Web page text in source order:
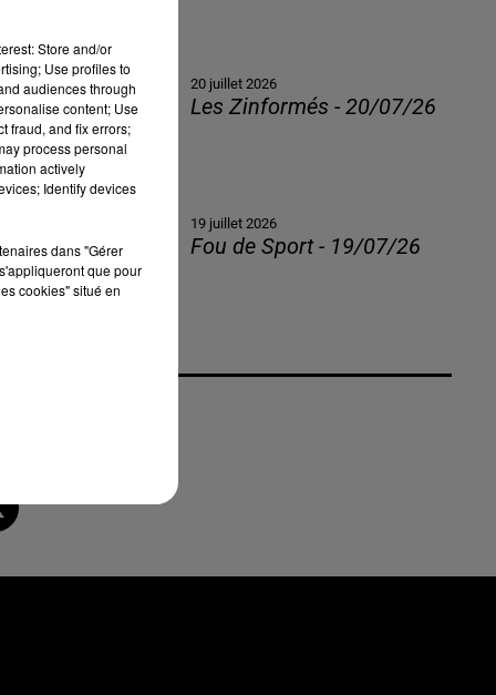
20 juillet 2026
Les Zinformés - 20/07/26
19 juillet 2026
Fou de Sport - 19/07/26
Store and/or
Use profiles to
audiences through
content; Use
fraud, and fix errors;
process personal
actively
Identify devices
dans "Gérer
que pour
cookies" situé en